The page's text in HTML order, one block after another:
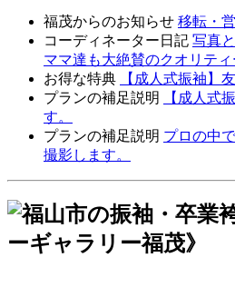
福茂からのお知らせ 移転・
コーディネーター日記 写真
ママ達も大絶賛のクオリティ
お得な特典
【成人式振袖】
プランの補足説明
【成人式
す。
プランの補足説明 プロの中
撮影します。